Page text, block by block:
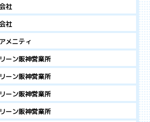
社
社
メニティ
ーン阪神営業所
ーン阪神営業所
ーン阪神営業所
ーン阪神営業所